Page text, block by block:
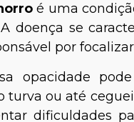
é uma
doença se
por
opacidade
turva ou até
dificuldades